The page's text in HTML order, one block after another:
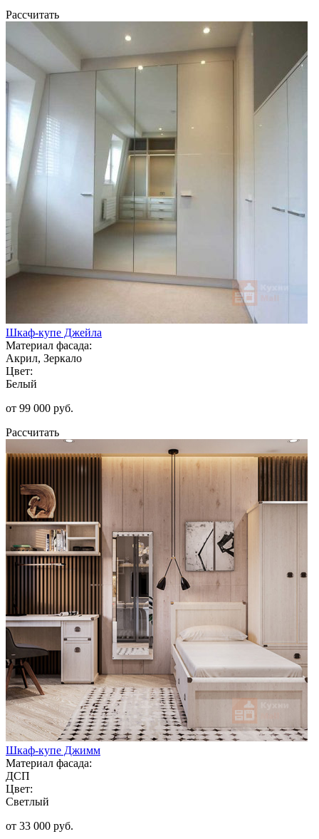
Рассчитать
Шкаф-купе Джейла
Материал фасада:
Акрил, Зеркало
Цвет:
Белый
от 99 000 руб.
Рассчитать
Шкаф-купе Джимм
Материал фасада:
ДСП
Цвет:
Светлый
от 33 000 руб.